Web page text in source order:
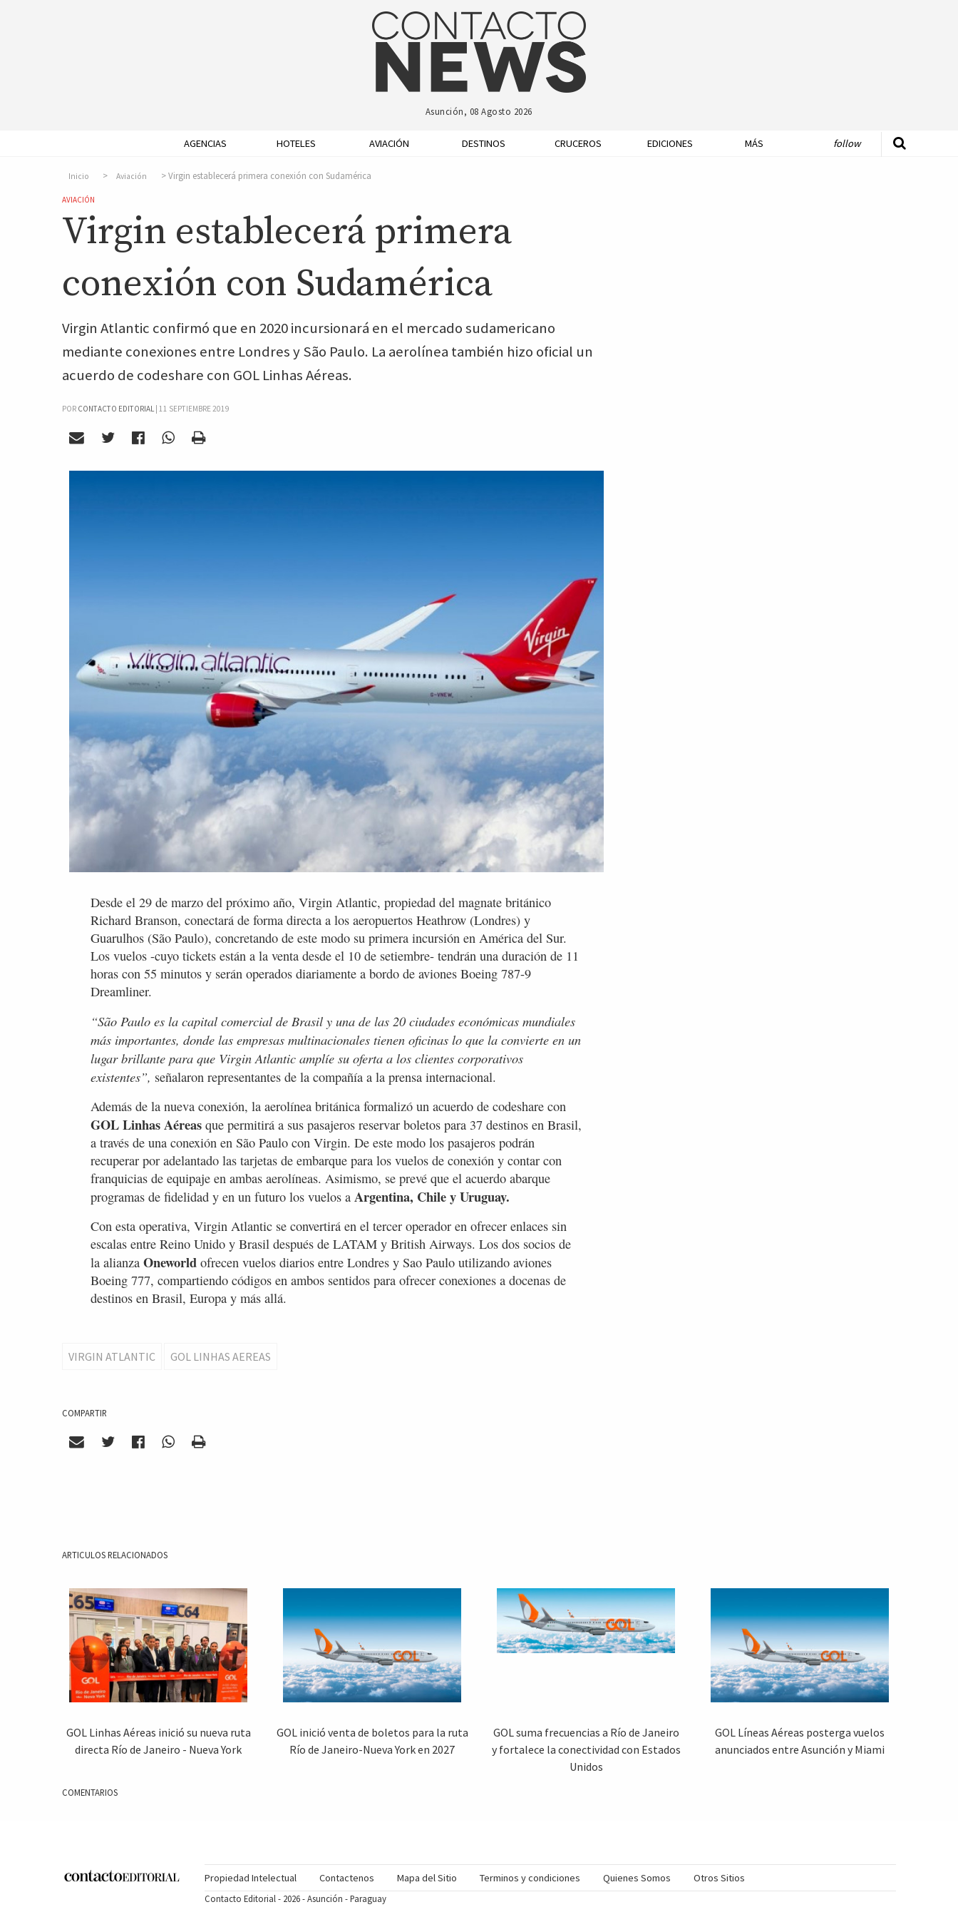
Asunción, 08 Agosto 2026
AGENCIAS HOTELES AVIACIÓN DESTINOS CRUCEROS EDICIONES MÁS follow
Inicio Aviación Virgin establecerá primera conexión con Sudamérica
AVIACIÓN
Virgin establecerá primera
conexión con Sudamérica
Virgin Atlantic confirmó que en 2020 incursionará en el mercado sudamericano
mediante conexiones entre Londres y São Paulo. La aerolínea también hizo oficial un
acuerdo de codeshare con GOL Linhas Aéreas.
POR CONTACTO EDITORIAL | 11 SEPTIEMBRE 2019
Desde el 29 de marzo del próximo año, Virgin Atlantic, propiedad del magnate británico
Richard Branson, conectará de forma directa a los aeropuertos Heathrow (Londres) y
Guarulhos (São Paulo), concretando de este modo su primera incursión en América del Sur.
Los vuelos -cuyo tickets están a la venta desde el 10 de setiembre- tendrán una duración de 11
horas con 55 minutos y serán operados diariamente a bordo de aviones Boeing 787-9
Dreamliner.
“São Paulo es la capital comercial de Brasil y una de las 20 ciudades económicas mundiales
más importantes, donde las empresas multinacionales tienen oficinas lo que la convierte en un
lugar brillante para que Virgin Atlantic amplíe su oferta a los clientes corporativos
existentes”, señalaron representantes de la compañía a la prensa internacional.
Además de la nueva conexión, la aerolínea británica formalizó un acuerdo de codeshare con
GOL Linhas Aéreas que permitirá a sus pasajeros reservar boletos para 37 destinos en Brasil,
a través de una conexión en São Paulo con Virgin. De este modo los pasajeros podrán
recuperar por adelantado las tarjetas de embarque para los vuelos de conexión y contar con
franquicias de equipaje en ambas aerolíneas. Asimismo, se prevé que el acuerdo abarque
programas de fidelidad y en un futuro los vuelos a Argentina, Chile y Uruguay.
Con esta operativa, Virgin Atlantic se convertirá en el tercer operador en ofrecer enlaces sin
escalas entre Reino Unido y Brasil después de LATAM y British Airways. Los dos socios de
la alianza Oneworld ofrecen vuelos diarios entre Londres y Sao Paulo utilizando aviones
Boeing 777, compartiendo códigos en ambos sentidos para ofrecer conexiones a docenas de
destinos en Brasil, Europa y más allá.
VIRGIN ATLANTIC GOL LINHAS AEREAS
COMPARTIR
ARTICULOS RELACIONADOS
GOL Linhas Aéreas inició su nueva ruta
directa Río de Janeiro - Nueva York
GOL inició venta de boletos para la ruta
Río de Janeiro-Nueva York en 2027
GOL suma frecuencias a Río de Janeiro
y fortalece la conectividad con Estados
Unidos
GOL Líneas Aéreas posterga vuelos
anunciados entre Asunción y Miami
COMENTARIOS
Propiedad Intelectual Contactenos Mapa del Sitio Terminos y condiciones Quienes Somos Otros Sitios
Contacto Editorial - 2026 - Asunción - Paraguay